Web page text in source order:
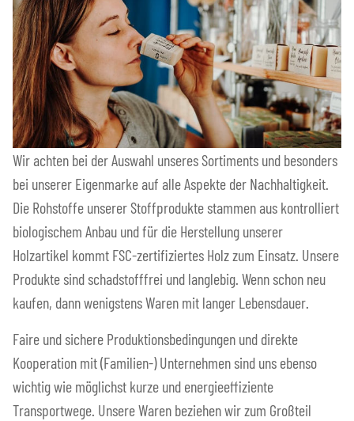
Wir achten bei der Auswahl unseres Sortiments und besonders
bei unserer Eigenmarke auf alle Aspekte der Nachhaltigkeit.
Die Rohstoffe unserer Stoffprodukte stammen aus kontrolliert
biologischem Anbau und für die Herstellung unserer
Holzartikel kommt FSC-zertifiziertes Holz zum Einsatz. Unsere
Produkte sind schadstofffrei und langlebig. Wenn schon neu
kaufen, dann wenigstens Waren mit langer Lebensdauer.
Faire und sichere Produktionsbedingungen und direkte
Kooperation mit (Familien-) Unternehmen sind uns ebenso
wichtig wie möglichst kurze und energieeffiziente
Transportwege. Unsere Waren beziehen wir zum Großteil